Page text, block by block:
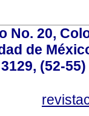
No. 20,
de
3129, (52-